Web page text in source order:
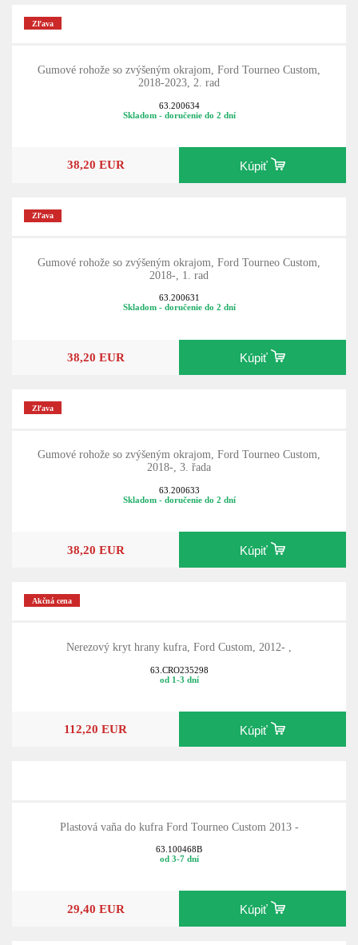
Zľava
Gumové rohože so zvýšeným okrajom, Ford Tourneo Custom,
2018-2023, 2. rad
63.200634
Skladom - doručenie do 2 dní
38,20 EUR Kúpiť
Zľava
Gumové rohože so zvýšeným okrajom, Ford Tourneo Custom,
2018-, 1. rad
63.200631
Skladom - doručenie do 2 dní
38,20 EUR Kúpiť
Zľava
Gumové rohože so zvýšeným okrajom, Ford Tourneo Custom,
2018-, 3. řada
63.200633
Skladom - doručenie do 2 dní
38,20 EUR Kúpiť
Akčná cena
Nerezový kryt hrany kufra, Ford Custom, 2012- ,
63.CRO235298
od 1-3 dní
112,20 EUR Kúpiť
Plastová vaňa do kufra Ford Tourneo Custom 2013 -
63.100468B
od 3-7 dní
29,40 EUR Kúpiť